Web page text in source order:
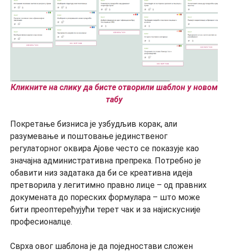
Кликните на слику да бисте отворили шаблон у новом
табу
Покретање бизниса је узбудљив корак, али
разумевање и поштовање јединственог
регулаторног оквира Ајове често се показује као
значајна административна препрека. Потребно је
обавити низ задатака да би се креативна идеја
претворила у легитимно правно лице – од правних
докумената до пореских формулара – што може
бити преоптерећујући терет чак и за најискусније
професионалце.
Сврха овог шаблона је да поједностави сложен